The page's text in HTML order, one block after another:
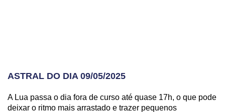
ASTRAL DO DIA 09/05/2025
A Lua passa o dia fora de curso até quase 17h, o que pode
deixar o ritmo mais arrastado e trazer pequenos